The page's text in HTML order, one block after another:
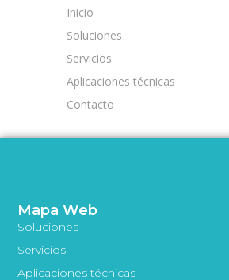
Inicio
Soluciones
Servicios
Aplicaciones técnicas
Contacto
Mapa Web
Soluciones
Servicios
Aplicaciones técnicas